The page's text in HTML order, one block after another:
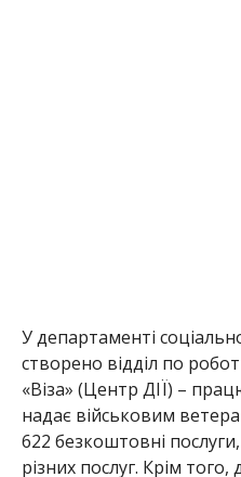
У департаменті
створено відділ по
«Віза» (Центр ДІЇ) –
надає військовим
622 безкоштовні послуг
різних послуг. Крім того,